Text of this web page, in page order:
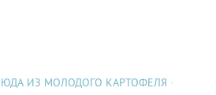
ИЗ МОЛОДОГО КАРТОФЕЛЯ